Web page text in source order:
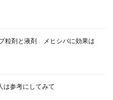
粒剤と液剤 メヒシバに効果は
は参考にしてみて